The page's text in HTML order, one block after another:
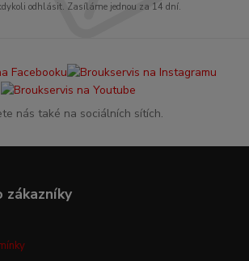
odhlásit. Zasíláme jednou za 14 dní.
nás také na sociálních sítích.
zákazníky